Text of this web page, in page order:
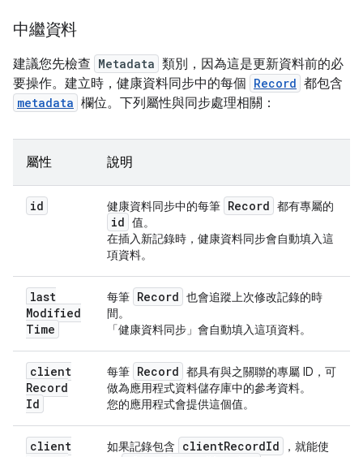
中繼資料
建議您先檢查 Metadata 類別，因為這是更新資料前的必
要操作。建立時，健康資料同步中的每個 Record 都包含
metadata 欄位。下列屬性與同步處理相關：
屬性 說明
id 健康資料同步中的每筆 Record 都有專屬的
id 值。
在插入新記錄時，健康資料同步會自動填入這
項資料。
last
Modified
Time
每筆 Record 也會追蹤上次修改記錄的時
間。
「健康資料同步」會自動填入這項資料。
client
Record
Id
每筆 Record 都具有與之關聯的專屬 ID，可
做為應用程式資料儲存庫中的參考資料。
您的應用程式會提供這個值。
client
如果記錄包含 clientRecordId
，就能使